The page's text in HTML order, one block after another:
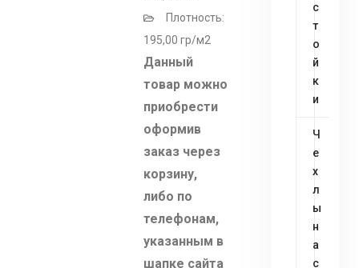
Плотность:
195,00 гр/м2
Данный
товар можно
приобрести
оформив
заказ через
корзину,
либо по
телефонам,
указанным в
шапке сайта
с
т
о
й
к
и
Ч
е
х
л
ы
н
а
с